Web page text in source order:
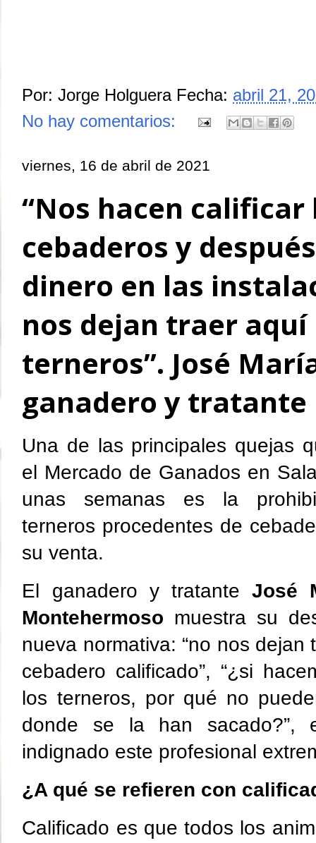
Por:Jorge Holguera Fecha: abril 21,
No hay comentarios:
viernes, 16 de abril de 2021
“Nos hacen calificar
cebaderos y
dinero en las
nos dejan traer aquí
terneros”. José
ganadero y tratante
Una de las principales quejas
el Mercado de Ganados en
unas semanas es la
terneros procedentes de
su venta.
El ganadero y tratanteJosé
Montehermoso muestra su
nueva normativa: “no nos dejan
cebadero calificado”, “¿si
los terneros, por qué no
donde se la han sacado?”,
indignado este profesional
¿A qué se refieren con
Calificado es que todos los